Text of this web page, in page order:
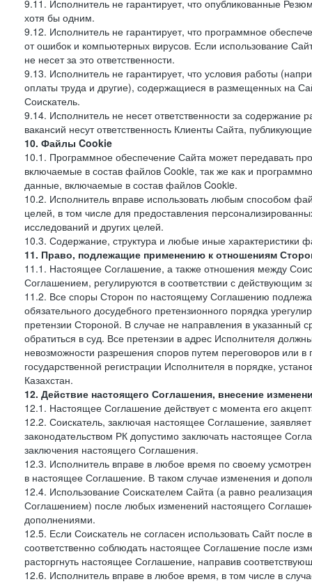
9.11. Исполнитель не гарантирует, что опубликованные
хотя бы одним.
9.12. Исполнитель не гарантирует, что программное
от ошибок и компьютерных вирусов. Если использование
не несет за это ответственности.
9.13. Исполнитель не гарантирует, что условия работы
оплаты труда и другие), содержащиеся в размещенных на
Соискатель.
9.14. Исполнитель не несет ответственности за
вакансий несут ответственность Клиенты Сайта,
10. Файлы Cookie
10.1. Программное обеспечение Сайта может передавать
включаемые в состав файлов Cookie, так же как и
данные, включаемые в состав файлов Cookie.
10.2. Исполнитель вправе использовать любым способом
целей, в том числе для предоставления
исследований и других целей.
10.3. Содержание, структура и любые иные
11. Право, подлежащие применению к отношениям
11.1. Настоящее Соглашение, а также отношения между
Соглашением, регулируются в соответствии с действующим
11.2. Все споры Сторон по настоящему Соглашению
обязательного досудебного претензионного порядка
претензии Стороной. В случае не направления в указанный
обратиться в суд. Все претензии в адрес Исполнителя
невозможности разрешения споров путем переговоров или
государственной регистрации Исполнителя в порядке,
Казахстан.
12. Действие настоящего Соглашения, внесение
12.1. Настоящее Соглашение действует с момента его
12.2. Соискатель, заключая настоящее Соглашение,
законодательством РК допустимо заключать настоящее
заключения настоящего Соглашения.
12.3. Исполнитель вправе в любое время по своему
в настоящее Соглашение. В таком случае изменения и
12.4. Использование Соискателем Сайта (а равно
Соглашением) после любых изменений настоящего
дополнениями.
12.5. Если Соискатель не согласен использовать Сайт
соответственно соблюдать настоящее Соглашение после
расторгнуть настоящее Соглашение, направив
12.6. Исполнитель вправе в любое время, в том числе в